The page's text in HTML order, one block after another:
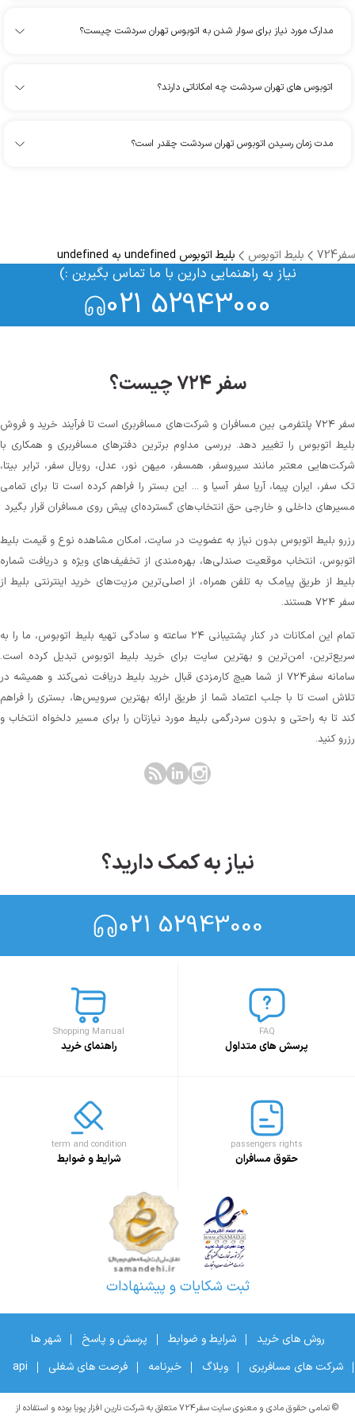
مدارک مورد نیاز برای سوار شدن به اتوبوس تهران سردشت چیست؟
اتوبوس های تهران سردشت چه امکاناتی دارند؟
مدت زمان رسیدن اتوبوس تهران سردشت چقدر است؟
سفر724 بلیط اتوبوس بلیط اتوبوس undefined به undefined
نیاز به راهنمایی دارین با ما تماس بگیرین :)
021 52943000
سفر ۷۲۴ چیست؟
سفر ۷۲۴ پلتفرمی بین مسافران و شرکت‌های مسافربری است تا فرآیند خرید و فروش
بلیط اتوبوس را تغییر دهد. بررسی مداوم برترین دفترهای مسافربری و همکاری با
شرکت‌هایی معتبر مانند سیروسفر، همسفر، میهن‌ نور، عدل، رویال سفر، ترابر بیتا،
تک سفر، ایران پیما، آریا سفر آسیا و ... این بستر را فراهم کرده است تا برای تمامی
مسیرهای داخلی و خارجی حق انتخاب‌های گسترده‌ای پیش روی مسافران قرار بگیرد
رزرو بلیط اتوبوس بدون نیاز به عضویت در سایت، امکان مشاهده نوع و قیمت بلیط
اتوبوس، انتخاب موقعیت صندلی‌ها، بهره‌مندی از تخفیف‌های ویژه و دریافت شماره‌
بلیط از طریق پیامک به تلفن همراه، از اصلی‌ترین مزیت‌های خرید اینترنتی بلیط از
سفر ۷۲۴ هستند.
تمام این امکانات در کنار پشتیبانی‌ ۲۴ ساعته و سادگی تهیه بلیط اتوبوس، ما را به
سریع‌ترین، امن‌ترین و بهترین سایت برای خرید بلیط اتوبوس تبدیل کرده است.
سامانه سفر۷۲۴ از شما هیچ کارمزدی قبال خرید بلیط دریافت نمی‌کند و همیشه در
تلاش است تا با جلب اعتماد شما از طریق ارائه بهترین سرویس‌ها، بستری را فراهم
کند تا به راحتی و بدون سردرگمی بلیط مورد نیازتان را برای مسیر دلخواه انتخاب و
رزرو کنید.
نیاز به کمک دارید؟
021 52943000
FAQ
پرسش های متداول
Shopping Manual
راهنمای خرید
passengers rights
حقوق مسافران
term and condition
شرایط و ضوابط
ثبت شکایات و پیشنهادات
روش های خرید شرایط و ضوابط پرسش و پاسخ
شهر ها
شرکت های مسافربری
وبلاگ خبرنامه فرصت های شغلی api
© تمامی حقوق مادی و معنوی سایت سفر۷۲۴ متعلق به شرکت نارین افزار پویا بوده و استفاده از